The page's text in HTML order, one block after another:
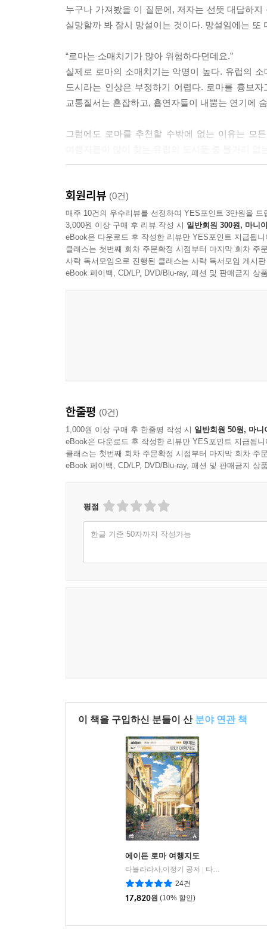
서로마 제국이 멸망한 뒤 로마는 옛 영광을 잊고
포로 로마노를 그린 그림 속에서 베스파시아누스
어쨌거나 로마는 온전한 건축물보다 무너지고 깨
터에서는 그런 이야기에 잠깐 귀를 기울이다 떠나
--- p.86
어 공화정을 파괴하려 한 죄인으로 역사에 기록
정을 연다. 늑대가 무서워 쫓아냈는데 호랑이가
--- p.105
헤라는 로마 신화로 건너와서 이름은 유노로 바뀌
람들은 유노의 별칭을 ‘모네타[moneta]’라고 불렀
이에게 경고한다는 의미와 관련 있다고 본다. 혹
한편으로는 그렇기 때문에 여행자들에게 각별한
일 경계해야 할 것은 무엇일까. 맞다, 그 유명한
이 소매치기일 때만 문제인 것은 아니다. 나와 부
연할 수 있을까. 트레비 분수에서는 소매치기를
에 이해한다. (중략) 옥같이 맑은 물에 눈이 호강
누구나 가져봤을 이 질문에, 저자는 선뜻 대답하
실망할까 봐 잠시 망설이는 것이다. 망설임에는
“로마는 소매치기가 많아 위험하다던데요.”
실제로 로마의 소매치기는 악명이 높다. 유럽의
도시라는 인상은 부정하기 어렵다. 로마를 흉보
교통질서는 혼잡하고, 흡연자들이 내뿜는 연기에
그럼에도 로마를 추천할 수밖에 없는 이유는 모
이 책은 크게 두 갈래의 여정으로 로마를 안내한다.
첫 번째 여정은 ‘로마’ 하면 제일 먼저 떠오르는
포로 로마노, 로마 문명의 출발지라 할 수 있는
언덕에 이르기까지, 고대 로마의 심장부로 향한다.
좋은 상상에 빠져들고, 황제들의 포룸을 거닐며
경계해야 할 만큼 북적이는 인파와 동전을 던지
막상 트레비 분수를 마주하는 순간 그 경이로움에
회원리뷰 (0건)
매주 10건의 우수리뷰를 선정하여 YES포인트 3만원을 드
3,000원 이상 구매 후 리뷰 작성 시 일반회원 300원, 마니
eBook은 다운로드 후 작성한 리뷰만 YES포인트 지급됩니
클래스는 첫번째 회차 주문확정 시점부터 마지막 회차 주
사락 독서모임으로 진행된 클래스는 사락 독서모임 게시
eBook 페이백, CD/LP, DVD/Blu-ray, 패션 및 판매금지 상
한줄평 (0건)
1,000원 이상 구매 후 한줄평 작성 시 일반회원 50원, 마니
eBook은 다운로드 후 작성한 리뷰만 YES포인트 지급됩니
클래스는 첫번째 회차 주문확정 시점부터 마지막 회차 주
eBook 페이백, CD/LP, DVD/Blu-ray, 패션 및 판매금지 상
평점
한글 기준 50자까지 작성가능
이 책을 구입하신 분들이 산 분야 연관 책
에이든 로마 여행지도
타블라라사,이정기 공저
타블라라사
24건
17,820원 (10% 할인)